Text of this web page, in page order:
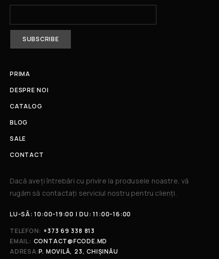
PRIMA
DESPRE NOI
CATALOG
BLOG
SALE
CONTACT
Dacă aveți întrebări cu privire la produsele noastre, vă
rugăm să contactați serviciul nostru pentru clienți.​
LU-SÂ: 10:00-19:00 | DU: 11:00-16:00
TELEFON: +373 69 338 813
EMAIL: CONTACT@FCODE.MD
ADRESA:P. MOVILĂ, 23, CHIȘINĂU